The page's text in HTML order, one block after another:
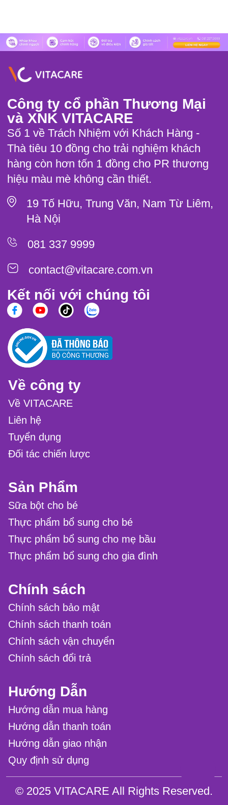
Công ty cổ phần Thương Mại
và XNK VITACARE
Số 1 về Trách Nhiệm với Khách Hàng -
Thà tiêu 10 đồng cho trải nghiệm khách
hàng còn hơn tốn 1 đồng cho PR thương
hiệu màu mè không cần thiết.
19 Tố Hữu, Trung Văn, Nam Từ Liêm,
Hà Nội
081 337 9999
contact@vitacare.com.vn
Kết nối với chúng tôi
Về công ty
Về VITACARE
Liên hệ
Tuyển dụng
Đối tác chiến lược
Sản Phẩm
Sữa bột cho bé
Thực phẩm bổ sung cho bé
Thực phẩm bổ sung cho mẹ bầu
Thực phẩm bổ sung cho gia đình
Chính sách
Chính sách bảo mật
Chính sách thanh toán
Chính sách vận chuyển
Chính sách đổi trả
Hướng Dẫn
Hướng dẫn mua hàng
Hướng dẫn thanh toán
Hướng dẫn giao nhận
Quy định sử dụng
© 2025 VITACARE All Rights Reserved.